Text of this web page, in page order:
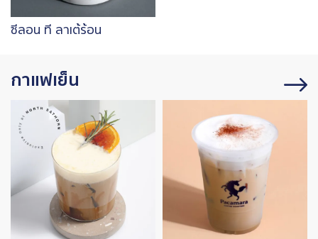
ซีลอน ที ลาเต้ร้อน
กาแฟเย็น
Image